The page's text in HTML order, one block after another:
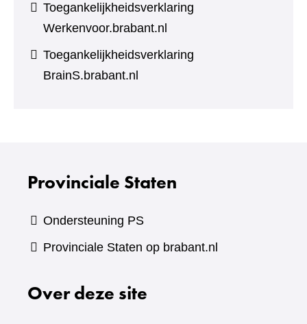
Toegankelijkheidsverklaring
Werkenvoor.brabant.nl
Toegankelijkheidsverklaring
BrainS.brabant.nl
Provinciale Staten
Ondersteuning PS
Provinciale Staten op brabant.nl
Over deze site